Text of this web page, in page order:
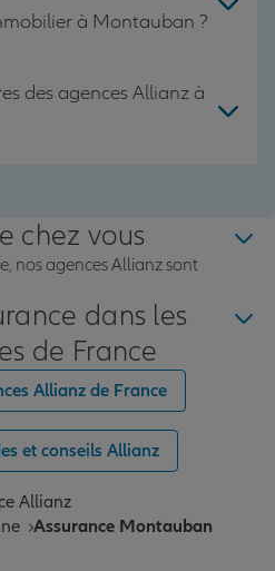
à Montauban ?
des agences Allianz à
chez vous
nos agences Allianz sont
dans les
de France
Allianz de France
et conseils Allianz
Allianz
Assurance Montauban